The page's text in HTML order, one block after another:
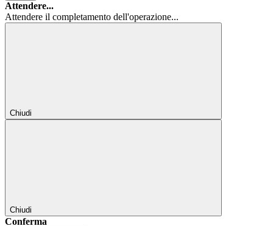
Attendere...
Attendere il completamento dell'operazione...
Chiudi
Chiudi
Conferma